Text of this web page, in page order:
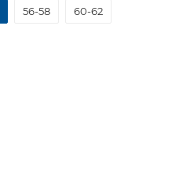
56-58 60-62